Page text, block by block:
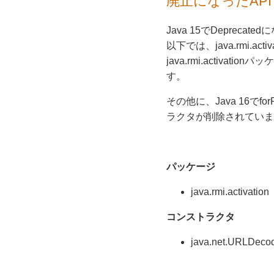
Java 15でDeprecated
以下では、
java.rmi.activationパッ
す。
その他に、Java 16で
ラクタが削除されてい
パッケージ
java.rmi.activation
コンストラクタ